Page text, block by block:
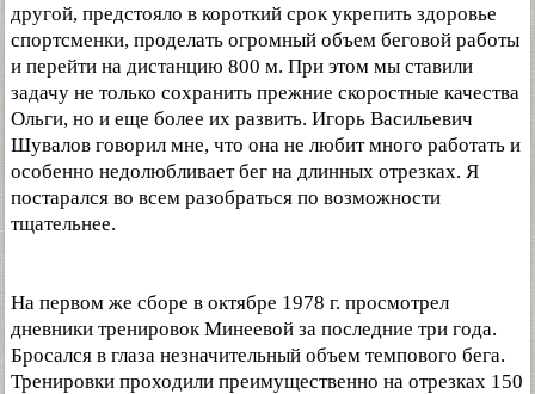
другой, предстояло в короткий срок укрепить здоровье
спортсменки, проделать огромный объем беговой работы
и перейти на дистанцию 800 м. При этом мы ставили
задачу не только сохранить прежние скоростные качества
Ольги, но и еще более их развить. Игорь Васильевич
Шувалов говорил мне, что она не любит много работать и
особенно недолюбливает бег на длинных отрезках. Я
постарался во всем разобраться по возможности
тщательнее.
На первом же сборе в октябре 1978 г. просмотрел
дневники тренировок Минеевой за последние три года.
Бросался в глаза незначительный объем темпового бега.
Тренировки проходили преимущественно на отрезках 150